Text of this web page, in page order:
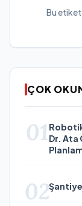
Bu
ÇOK
01 Dr. Ata
02